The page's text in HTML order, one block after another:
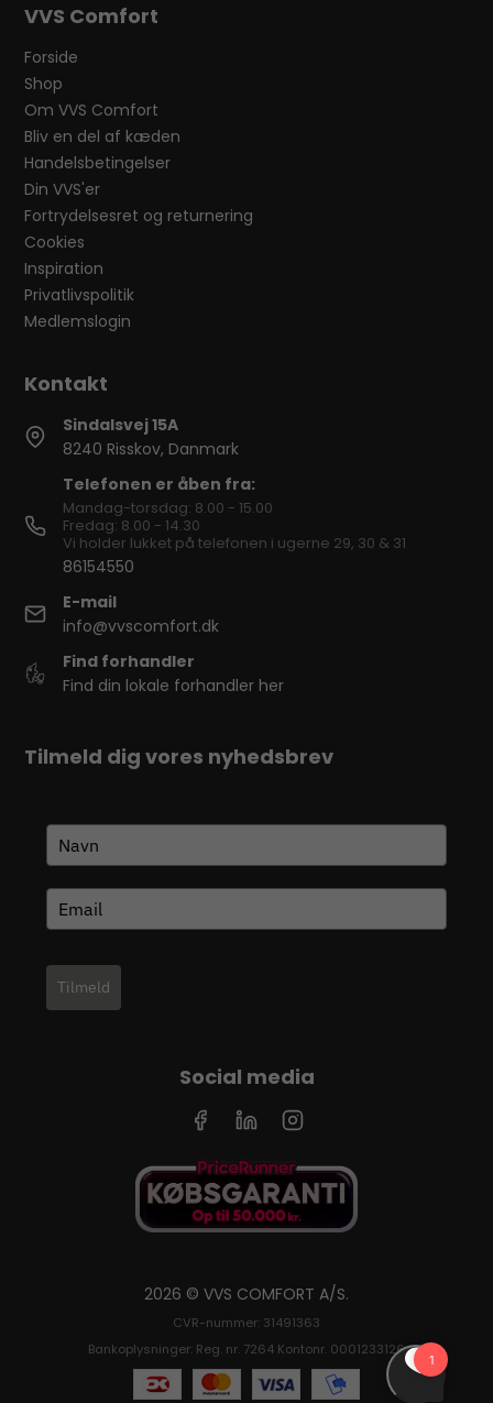
VVS Comfort
Forside
Shop
Om VVS Comfort
Bliv en del af kæden
Handelsbetingelser
Din VVS'er
Fortrydelsesret og returnering
Cookies
Inspiration
Privatlivspolitik
Medlemslogin
Sindalsvej 15A
8240 Risskov, Danmark
Telefonen er åben fra:
Mandag-torsdag: 8.00 - 15.00
Fredag: 8.00 - 14.30
Vi holder lukket på telefonen i ugerne 29, 30 & 31
86154550
E-mail
info@vvscomfort.dk
Find forhandler
Find din lokale forhandler her
Tilmeld dig vores nyhedsbrev
Tilmeld
Social media
2026 © VVS COMFORT A/S.
CVR-nummer: 31491363
Bankoplysninger: Reg. nr. 7264 Kontonr. 0001233126